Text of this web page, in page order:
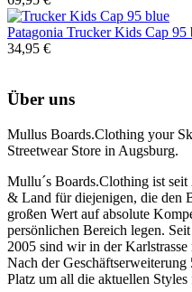
Patagonia Trucker Kids Cap 95
34,95 €
Über uns
Mullus Boards.Clothing your
Streetwear Store in Augsburg.
Mullu´s Boards.Clothing ist
& Land für diejenigen, die den
großen Wert auf absolute
persönlichen Bereich legen.
2005 sind wir in der
Nach der
Platz um all die aktuellen